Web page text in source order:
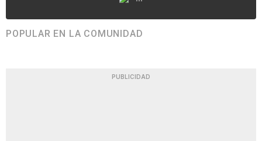
POPULAR EN LA COMUNIDAD
PUBLICIDAD